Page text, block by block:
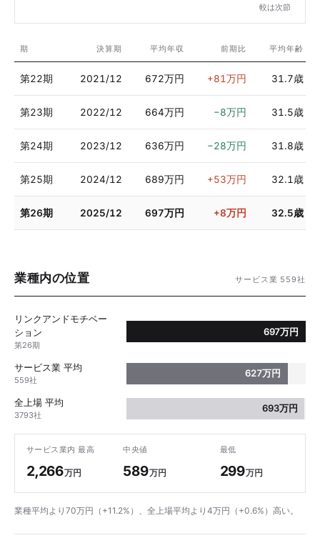
較は次節
期 決算期 平均年収 前期比 平均年齢
第22期 2021/12 672万円 +81万円 31.7歳
第23期 2022/12 664万円 −8万円 31.5歳
第24期 2023/12 636万円 −28万円 31.8歳
第25期 2024/12 689万円 +53万円 32.1歳
第26期 2025/12 697万円 +8万円 32.5歳
業種内の位置 サービス業 559社
リンクアンドモチベー
ション
第26期
697万円
サービス業 平均
559社
627万円
全上場 平均
3793社
693万円
サービス業内 最高
2,266万円
中央値
589万円
最低
299万円
業種平均より70万円（+11.2%）、全上場平均より4万円（+0.6%）高い。